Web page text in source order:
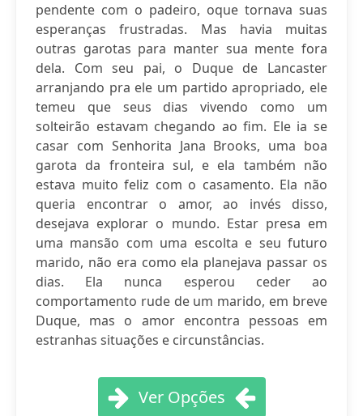
pendente com o padeiro, oque tornava suas
esperanças frustradas. Mas havia muitas
outras garotas para manter sua mente fora
dela. Com seu pai, o Duque de Lancaster
arranjando pra ele um partido apropriado, ele
temeu que seus dias vivendo como um
solteirão estavam chegando ao fim. Ele ia se
casar com Senhorita Jana Brooks, uma boa
garota da fronteira sul, e ela também não
estava muito feliz com o casamento. Ela não
queria encontrar o amor, ao invés disso,
desejava explorar o mundo. Estar presa em
uma mansão com uma escolta e seu futuro
marido, não era como ela planejava passar os
dias. Ela nunca esperou ceder ao
comportamento rude de um marido, em breve
Duque, mas o amor encontra pessoas em
estranhas situações e circunstâncias.
Ver Opções